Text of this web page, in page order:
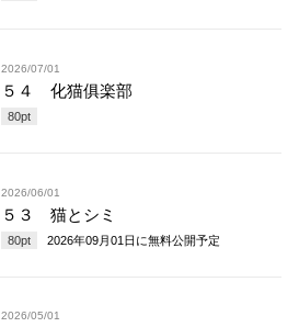
2026/07/01
５４ 化猫俱楽部
80pt
2026/06/01
５３ 猫とシミ
80pt 2026年09月01日 に無料公開予定
2026/05/01